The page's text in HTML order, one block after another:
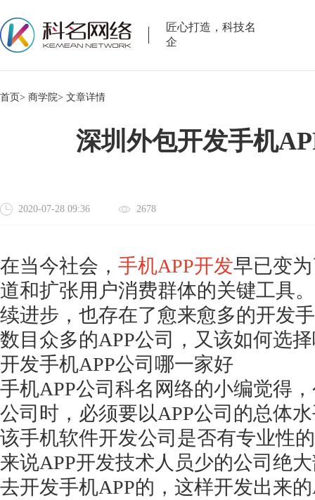
匠心打造，科技名
企
首页> 商学院> 文章详情
深圳外包开发手机
2020-07-28 09:36 2678
在当今社会， 手机APP开发早已变
道和扩张用户消费群体的关键工具
续进步，也存在了愈来愈多的开发
数目众多的APP公司，又该如何选
开发手机APP公司哪一家好
手机APP公司科名网络的小编觉得
公司时，必须要以APP公司的总体
该手机软件开发公司是否有专业性
来说APP开发技术人员少的公司绝
去开发手机APP的，这样开发出来